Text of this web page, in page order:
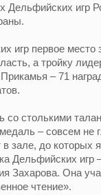
игр
игр первое место
а тройку
– 71
со столькими
– совсем не
зале, до которых
Дельфийских игр
Захарова. Она
чтение».